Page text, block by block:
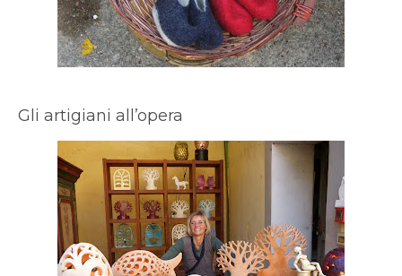
Gli artigiani all’opera